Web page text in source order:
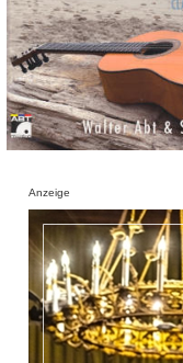
Anzeige